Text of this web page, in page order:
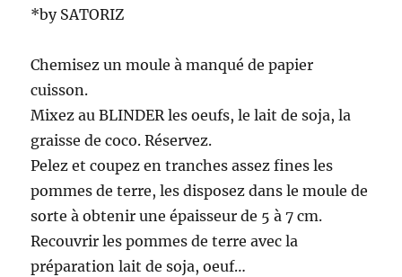
*by SATORIZ
Chemisez un moule à manqué de papier
cuisson.
Mixez au BLINDER les oeufs, le lait de soja, la
graisse de coco. Réservez.
Pelez et coupez en tranches assez fines les
pommes de terre, les disposez dans le moule de
sorte à obtenir une épaisseur de 5 à 7 cm.
Recouvrir les pommes de terre avec la
préparation lait de soja, oeuf…